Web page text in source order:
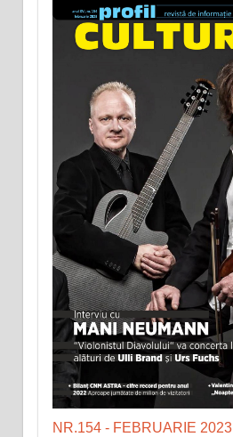
NR.154 - FEBRUARIE 2023